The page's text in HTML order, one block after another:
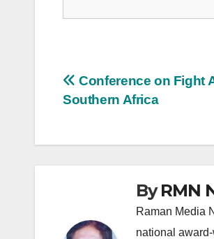
Post
Conference on Fight
Southern Africa
ByRMN
Raman Media
national